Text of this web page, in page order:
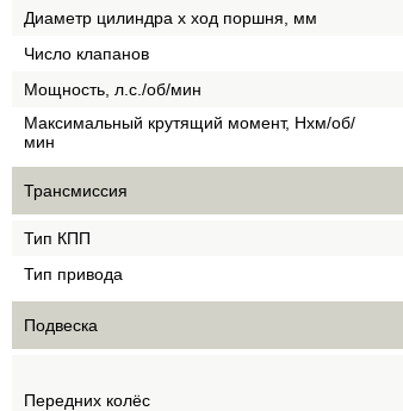
Диаметр цилиндра х ход поршня, мм
Число клапанов
Мощность, л.с./об/мин
Максимальный крутящий момент, Нхм/об/
мин
Трансмиссия
Тип КПП
Тип привода
Подвеска
Передних колёс